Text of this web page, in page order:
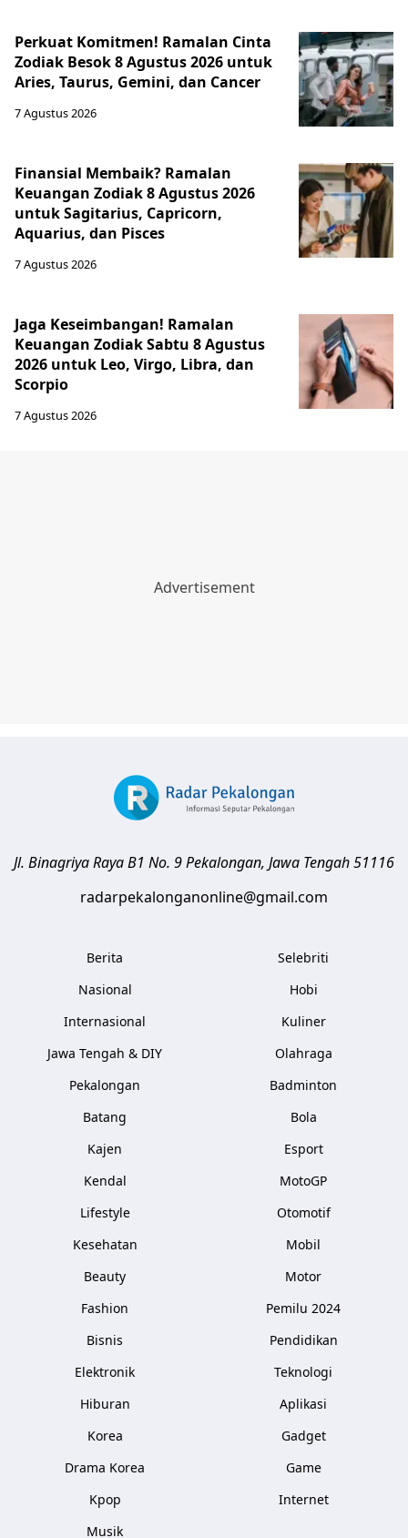
Perkuat Komitmen! Ramalan Cinta
Zodiak Besok 8 Agustus 2026 untuk
Aries, Taurus, Gemini, dan Cancer
7 Agustus 2026
Finansial Membaik? Ramalan
Keuangan Zodiak 8 Agustus 2026
untuk Sagitarius, Capricorn,
Aquarius, dan Pisces
7 Agustus 2026
Jaga Keseimbangan! Ramalan
Keuangan Zodiak Sabtu 8 Agustus
2026 untuk Leo, Virgo, Libra, dan
Scorpio
7 Agustus 2026
Jl. Binagriya Raya B1 No. 9Pekalongan, Jawa Tengah51116
radarpekalonganonline@gmail.com
Berita
Nasional
Internasional
Jawa Tengah & DIY
Pekalongan
Batang
Kajen
Kendal
Lifestyle
Kesehatan
Beauty
Fashion
Bisnis
Elektronik
Hiburan
Korea
Drama Korea
Kpop
Musik
Selebriti
Hobi
Kuliner
Olahraga
Badminton
Bola
Esport
MotoGP
Otomotif
Mobil
Motor
Pemilu 2024
Pendidikan
Teknologi
Aplikasi
Gadget
Game
Internet